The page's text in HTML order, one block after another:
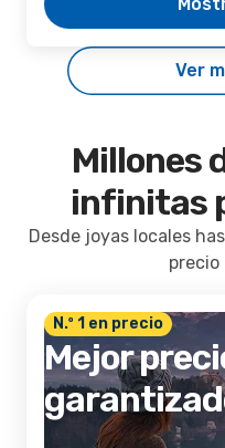
Ver
Millones
infinitas
Desde joyas locales
N.º 1 en precio
Mejor